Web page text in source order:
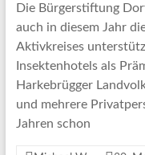
Die Bürgerstiftung
auch in diesem Jahr
Aktivkreises
Insektenhotels als
Harkebrügger
und mehrere
Jahren schon